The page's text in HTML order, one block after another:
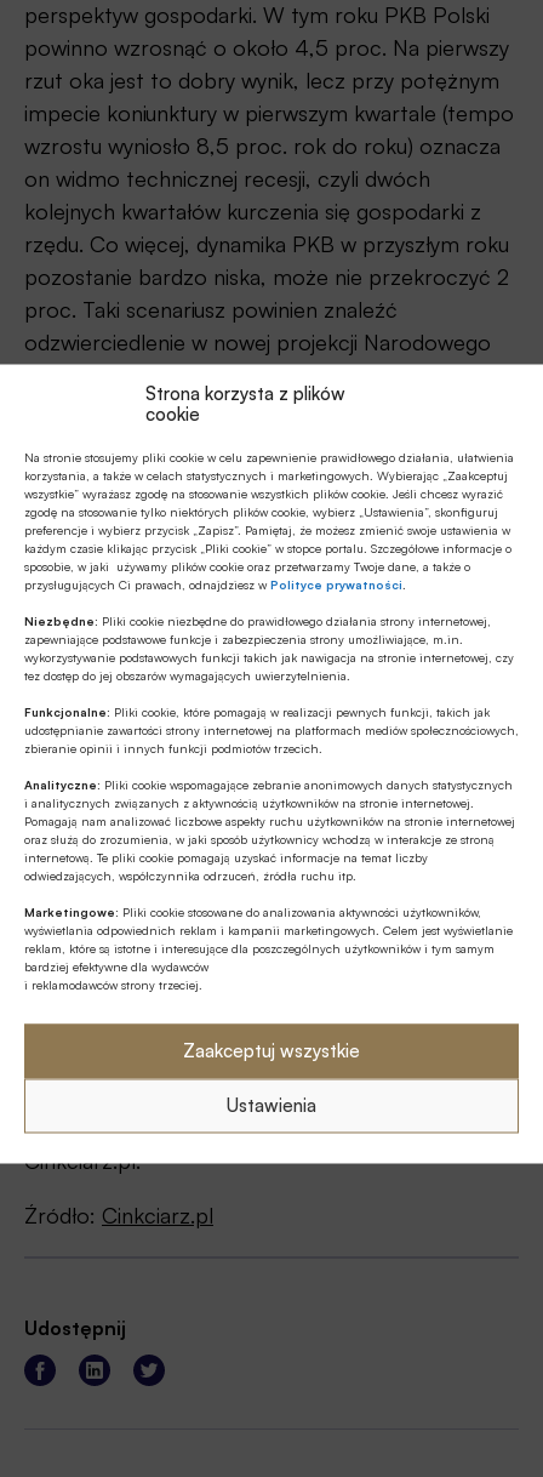
Strona korzysta z plików
cookie
Na stronie stosujemy pliki cookie w celu zapewnienie prawidłowego działania, ułatwienia
korzystania, a także w celach statystycznych i marketingowych. Wybierając „Zaakceptuj
wszystkie” wyrażasz zgodę na stosowanie wszystkich plików cookie. Jeśli chcesz wyrazić
zgodę na stosowanie tylko niektórych plików cookie, wybierz „Ustawienia”, skonfiguruj
preferencje i wybierz przycisk „Zapisz”. Pamiętaj, że możesz zmienić swoje ustawienia w
każdym czasie klikając przycisk „Pliki cookie” w stopce portalu. Szczegółowe informacje o
sposobie, w jaki używamy plików cookie oraz przetwarzamy Twoje dane, a także o
przysługujących Ci prawach, odnajdziesz wPolityce prywatności
Niezbędne: Pliki cookie niezbędne do prawidłowego działania strony internetowej,
zapewniające podstawowe funkcje i zabezpieczenia strony umożliwiające, m.in.
wykorzystywanie podstawowych funkcji takich jak nawigacja na stronie internetowej, czy
tez dostęp do jej obszarów wymagających uwierzytelnienia.
Funkcjonalne: Pliki cookie, które pomagają w realizacji pewnych funkcji, takich jak
udostępnianie zawartości strony internetowej na platformach mediów społecznościowych,
zbieranie opinii i innych funkcji podmiotów trzecich.
Analityczne: Pliki cookie wspomagające zebranie anonimowych danych statystycznych
i analitycznych związanych z aktywnością użytkowników na stronie internetowej.
Pomagają nam analizować liczbowe aspekty ruchu użytkowników na stronie internetowej
oraz służą do zrozumienia, w jaki sposób użytkownicy wchodzą w interakcje ze stroną
internetową. Te pliki cookie pomagają uzyskać informacje na temat liczby
odwiedzających, współczynnika odrzuceń, źródła ruchu itp.
Marketingowe: Pliki cookie stosowane do analizowania aktywności użytkowników,
wyświetlania odpowiednich reklam i kampanii marketingowych. Celem jest wyświetlanie
reklam, które są istotne i interesujące dla poszczególnych użytkowników i tym samym
bardziej efektywne dla wydawców
i reklamodawców strony trzeciej.
Zaakceptuj wszystkie
Ustawienia
perspektyw gospodarki. W tym roku PKB Polski
powinno wzrosnąć o około 4,5 proc. Na pierwszy
rzut oka jest to dobry wynik, lecz przy potężnym
impecie koniunktury w pierwszym kwartale (tempo
wzrostu wyniosło 8,5 proc. rok do roku) oznacza
on widmo technicznej recesji, czyli dwóch
kolejnych kwartałów kurczenia się gospodarki z
rzędu. Co więcej, dynamika PKB w przyszłym roku
pozostanie bardzo niska, może nie przekroczyć 2
proc. Taki scenariusz powinien znaleźć
odzwierciedlenie w nowej projekcji Narodowego
podejmować decyzję w oparciu o jej treść.
Słaby złoty importuje większą inflację
Kolejnym czynnikiem, który wpłynie na ruchNBP,
jest kondycja złotego. Władze monetarne wyraziły
w tym roku jednoznaczną preferencję, by
spadające kursy walut pomogły w walce z inflacją
poprzez zbijanie cen importowanych towarów ze
szczególnym uwzględnieniem cen surowców.
Tymczasem polska waluta znów znalazła się w
tarapatach. Strach przed recesją wywołuje tsunami
na rynkach finansowych, co wypycha kurs
EUR/PLN ponad 4,75.
– Oznacza to, że euro podrożało w miesiąc o
marca. Za dolara płacimy dziś ponad 4,60 zł, czyli
więcej nawet niż po napaści Rosji na Ukrainę, a
notowania franka zbliżają się do 4,80 zł. Istnieje
ryzyko, że zbyt łagodna podwyżka stóp
procentowych w Polsce lub ogłoszenie końca
cyklu pogłębiają osłabienie złotego, a tego władze
z pewnością chciałyby uniknąć – wskazuje analityk
Cinkciarz.pl.
Źródło: Cinkciarz.pl
Udostępnij